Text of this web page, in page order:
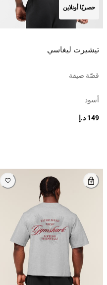
حصريًا أونلاين
تيشيرت ليغاسي
قصّة ضيقة
أسود
149 د.إ